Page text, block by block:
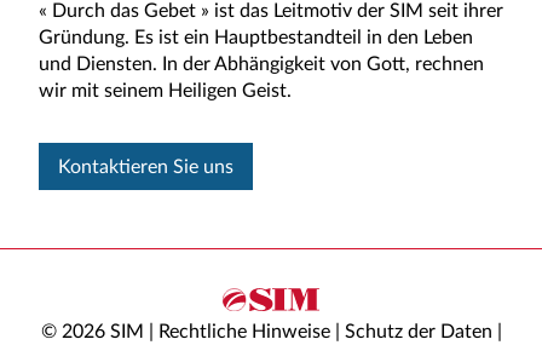
« Durch das Gebet » ist das Leitmotiv der SIM seit ihrer
Gründung. Es ist ein Hauptbestandteil in den Leben
und Diensten. In der Abhängigkeit von Gott, rechnen
wir mit seinem Heiligen Geist.
Kontaktieren Sie uns
© 2026 SIM | Rechtliche Hinweise| Schutz der Daten